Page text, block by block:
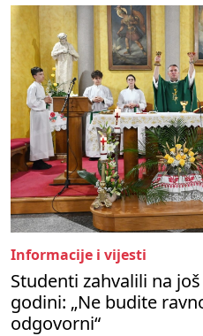
Informacije i vijesti
Studenti zahvalili na
godini: „Ne budite
odgovorni“